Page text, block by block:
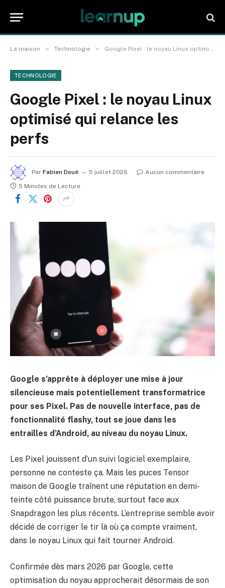
La maison » Technologie » Google Pixel : le noyau Linux optimisé qui relance les perfs
TECHNOLOGIE
Google Pixel : le noyau Linux
optimisé qui relance les
perfs
Par Fabien Doué 5 juillet 2026
Aucun commentaire
5 Minutes de Lecture
Google s’apprête à déployer une mise à jour
silencieuse mais potentiellement transformatrice
pour ses Pixel. Pas de nouvelle interface, pas de
fonctionnalité flashy, tout se joue dans les
entrailles d’Android, au niveau du noyau Linux.
Les Pixel jouissent d’un suivi logiciel exemplaire,
personne ne conteste ça. Mais les puces Tensor
maison de Google traînent une réputation en demi-
teinte côté puissance brute, surtout face aux
Snapdragon les plus récents. L’entreprise semble avoir
décidé de corriger le tir là où ça compte vraiment,
dans le noyau Linux qui fait tourner Android.
Confirmée dès mars 2026 par Google, cette
optimisation du noyau approcherait désormais de son